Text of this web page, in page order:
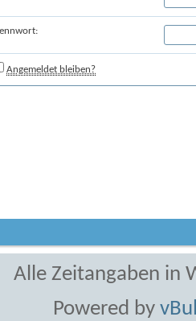
Angemeldet bleiben?
Alle Zeitangaben in
Powered by